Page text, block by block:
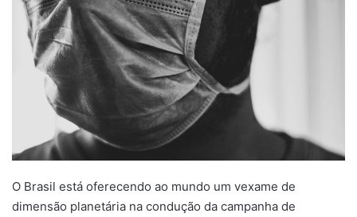
O Brasil está oferecendo ao mundo um vexame de
dimensão planetária na condução da campanha de